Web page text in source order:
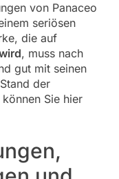
von Panaceo
seriösen
die auf
, muss nach
gut mit seinen
der
Sie hier